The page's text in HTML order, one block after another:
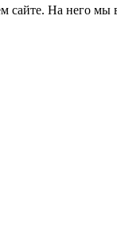
сайте. На него